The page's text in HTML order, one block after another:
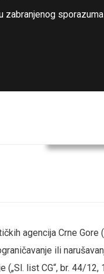
agencija Crne Gore
ili
(„Sl. list CG“, br. 44/12,